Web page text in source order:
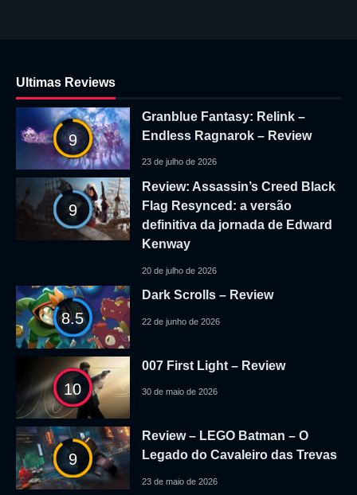
Ultimas Reviews
9
Granblue Fantasy: Relink –
Endless Ragnarok – Review
23 de julho de 2026
9
Review: Assassin’s Creed Black
Flag Resynced: a versão
definitiva da jornada de Edward
Kenway
20 de julho de 2026
8.5
Dark Scrolls – Review
22 de junho de 2026
10
007 First Light – Review
30 de maio de 2026
9
Review – LEGO Batman – O
Legado do Cavaleiro das Trevas
23 de maio de 2026